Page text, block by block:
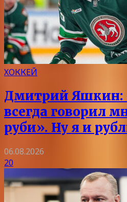
ХОККЕЙ
Дмитрий Яшкин:
всегда говорил
руби». Ну я и
06.08.2026
20